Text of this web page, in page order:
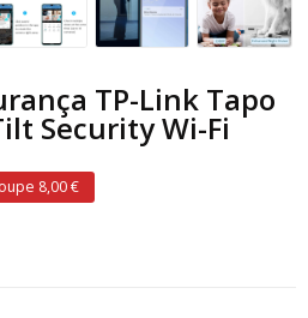
TP-Link Tapo
Security Wi-Fi
8,00 €